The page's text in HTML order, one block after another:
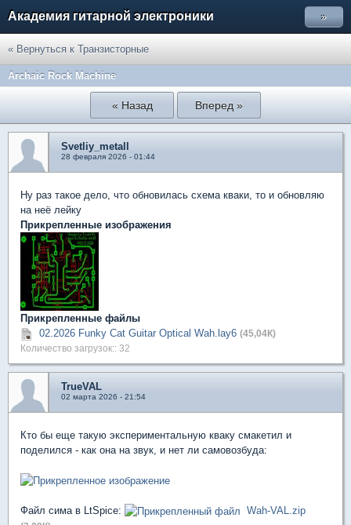
Академия гитарной электроники »
« Вернуться к Транзисторные
Archaic Rock Machine
« Назад Вперед »
Svetliy_metall
28 февраля 2026 - 01:44
Ну раз такое дело, что обновилась схема кваки, то и обновляю
на неё лейку
Прикрепленные изображения
Прикрепленные файлы
02.2026 Funky Cat Guitar Optical Wah.lay6 (45,04К)
Количество загрузок:: 32
TrueVAL
02 марта 2026 - 21:54
Кто бы еще такую экспериментальную кваку смакетил и
поделился - как она на звук, и нет ли самовозбуда:
Файл сима в LtSpice: Wah-VAL.zip